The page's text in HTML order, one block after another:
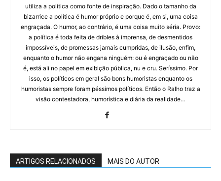
utiliza a política como fonte de inspiração. Dado o tamanho da
bizarrice a política é humor próprio e porque é, em si, uma coisa
engraçada. O humor, ao contrário, é uma coisa muito séria. Provo:
a política é toda feita de dribles à imprensa, de desmentidos
impossíveis, de promessas jamais cumpridas, de ilusão, enfim,
enquanto o humor não engana ninguém: ou é engraçado ou não
é, está ali no papel em exibição pública, nu e cru. Seríssimo. Por
isso, os políticos em geral são bons humoristas enquanto os
humoristas sempre foram péssimos políticos. Então o Ralho traz a
visão contestadora, humorística e diária da realidade…
ARTIGOS RELACIONADOS MAIS DO AUTOR